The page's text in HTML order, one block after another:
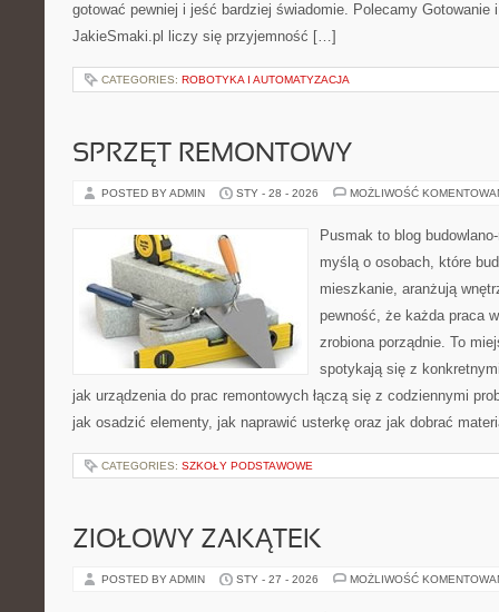
gotować pewniej i jeść bardziej świadomie. Polecamy Gotowanie
JakieSmaki.pl liczy się przyjemność […]
CATEGORIES: ROBOTYKA I AUTOMATYZACJA
SPRZĘT REMONTOWY
POSTED BY ADMIN STY - 28 - 2026 MOŻLIWOŚĆ
Pusmak to blog
myślą o osobach, które
mieszkanie, aranżują
pewność, że każda praca
zrobiona porządnie. To
spotykają się z
jak urządzenia do prac remontowych łączą się z codziennymi
jak osadzić elementy, jak naprawić usterkę oraz jak dobrać
CATEGORIES: SZKOŁY PODSTAWOWE
ZIOŁOWY ZAKĄTEK
POSTED BY ADMIN STY - 27 - 2026 MOŻLIWOŚĆ